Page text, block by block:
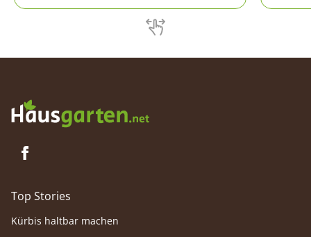
Top Stories
Kürbis haltbar machen